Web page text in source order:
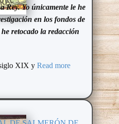
Rey. Yo únicamente le he
en los fondos de
retocado la redacción
XIX y Read more